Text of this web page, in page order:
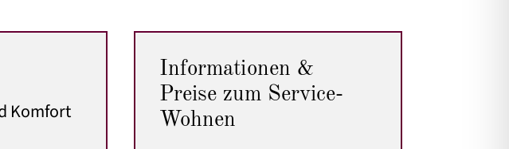
Komfort
Informationen &
Preise zum Service-
Wohnen